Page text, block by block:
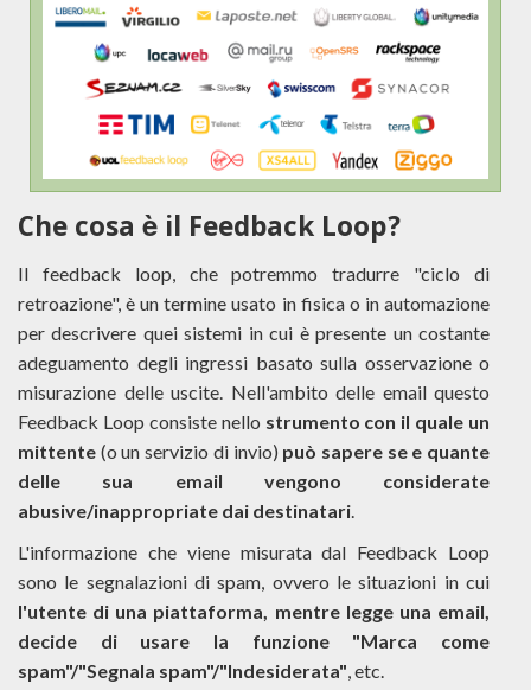
Che cosa è il Feedback Loop?
Il feedback loop, che potremmo tradurre "ciclo di
retroazione", è un termine usato in fisica o in automazione
per descrivere quei sistemi in cui è presente un costante
adeguamento degli ingressi basato sulla osservazione o
misurazione delle uscite. Nell'ambito delle email questo
Feedback Loop consiste nello strumento con il quale un
mittente (o un servizio di invio) può sapere se e quante
delle sua email vengono considerate
abusive/inappropriate dai destinatari.
L'informazione che viene misurata dal Feedback Loop
sono le segnalazioni di spam, ovvero le situazioni in cui
l'utente di una piattaforma, mentre legge una email,
decide di usare la funzione "Marca come
spam"/"Segnala spam"/"Indesiderata", etc.